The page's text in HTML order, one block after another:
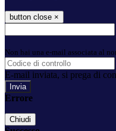
button close ×
Non hai una e-mail associata al
E-mail inviata, si prega di
Errore
Chiudi